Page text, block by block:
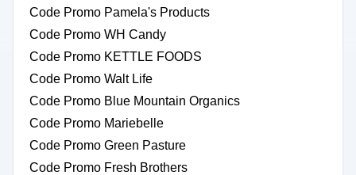
Code Promo Pamela's Products
Code Promo WH Candy
Code Promo KETTLE FOODS
Code Promo Walt Life
Code Promo Blue Mountain Organics
Code Promo Mariebelle
Code Promo Green Pasture
Code Promo Fresh Brothers